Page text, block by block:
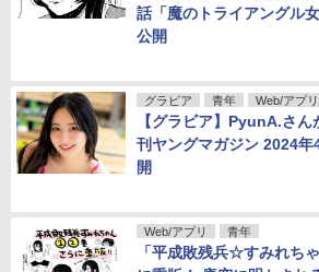
話「魔のトライアングル
公開
グラビア 青年 Web/アプリ
【グラビア】PyunA.さん
刊ヤングマガジン 2024
開
Web/アプリ 青年
「平成敗残兵☆すみれち